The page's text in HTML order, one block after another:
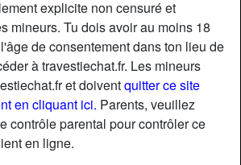
explicite non censuré et
mineurs. Tu dois avoir au moins 18
de consentement dans ton lieu de
à travestiechat.fr. Les mineurs
et doiventquitter ce site
en cliquant ici. Parents, veuillez
contrôle parental pour contrôler ce
en ligne.